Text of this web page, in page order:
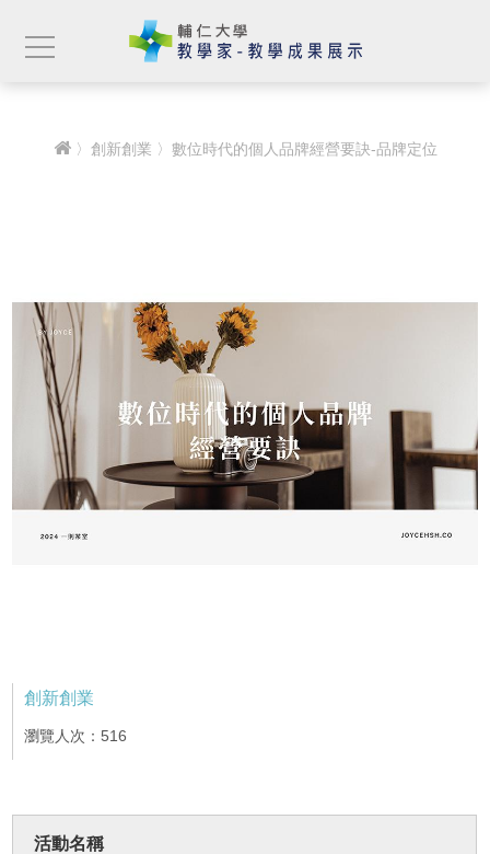
〉 創新創業 〉數位時代的個人品牌經營要訣-品牌定位
創新創業
瀏覽人次：516
活動名稱